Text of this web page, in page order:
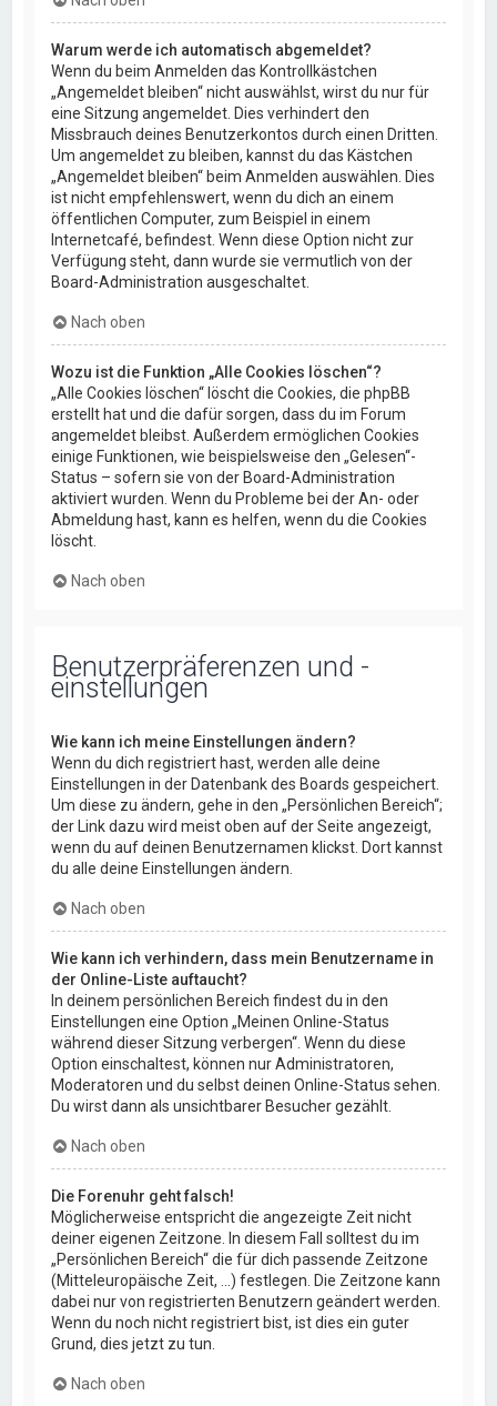
Warum werde ich automatisch abgemeldet?
Wenn du beim Anmelden das Kontrollkästchen
„Angemeldet bleiben“ nicht auswählst, wirst du nur für
eine Sitzung angemeldet. Dies verhindert den
Missbrauch deines Benutzerkontos durch einen Dritten.
Um angemeldet zu bleiben, kannst du das Kästchen
„Angemeldet bleiben“ beim Anmelden auswählen. Dies
ist nicht empfehlenswert, wenn du dich an einem
öffentlichen Computer, zum Beispiel in einem
Internetcafé, befindest. Wenn diese Option nicht zur
Verfügung steht, dann wurde sie vermutlich von der
Board-Administration ausgeschaltet.
Nach oben
Wozu ist die Funktion „Alle Cookies löschen“?
„Alle Cookies löschen“ löscht die Cookies, die phpBB
erstellt hat und die dafür sorgen, dass du im Forum
angemeldet bleibst. Außerdem ermöglichen Cookies
einige Funktionen, wie beispielsweise den „Gelesen“-
Status – sofern sie von der Board-Administration
aktiviert wurden. Wenn du Probleme bei der An- oder
Abmeldung hast, kann es helfen, wenn du die Cookies
löscht.
Nach oben
Benutzerpräferenzen und -
einstellungen
Wie kann ich meine Einstellungen ändern?
Wenn du dich registriert hast, werden alle deine
Einstellungen in der Datenbank des Boards gespeichert.
Um diese zu ändern, gehe in den „Persönlichen Bereich“;
der Link dazu wird meist oben auf der Seite angezeigt,
wenn du auf deinen Benutzernamen klickst. Dort kannst
du alle deine Einstellungen ändern.
Nach oben
Wie kann ich verhindern, dass mein Benutzername in
der Online-Liste auftaucht?
In deinem persönlichen Bereich findest du in den
Einstellungen eine Option „Meinen Online-Status
während dieser Sitzung verbergen“. Wenn du diese
Option einschaltest, können nur Administratoren,
Moderatoren und du selbst deinen Online-Status sehen.
Du wirst dann als unsichtbarer Besucher gezählt.
Nach oben
Die Forenuhr geht falsch!
Möglicherweise entspricht die angezeigte Zeit nicht
deiner eigenen Zeitzone. In diesem Fall solltest du im
„Persönlichen Bereich“ die für dich passende Zeitzone
(Mitteleuropäische Zeit, ...) festlegen. Die Zeitzone kann
dabei nur von registrierten Benutzern geändert werden.
Wenn du noch nicht registriert bist, ist dies ein guter
Grund, dies jetzt zu tun.
Nach oben